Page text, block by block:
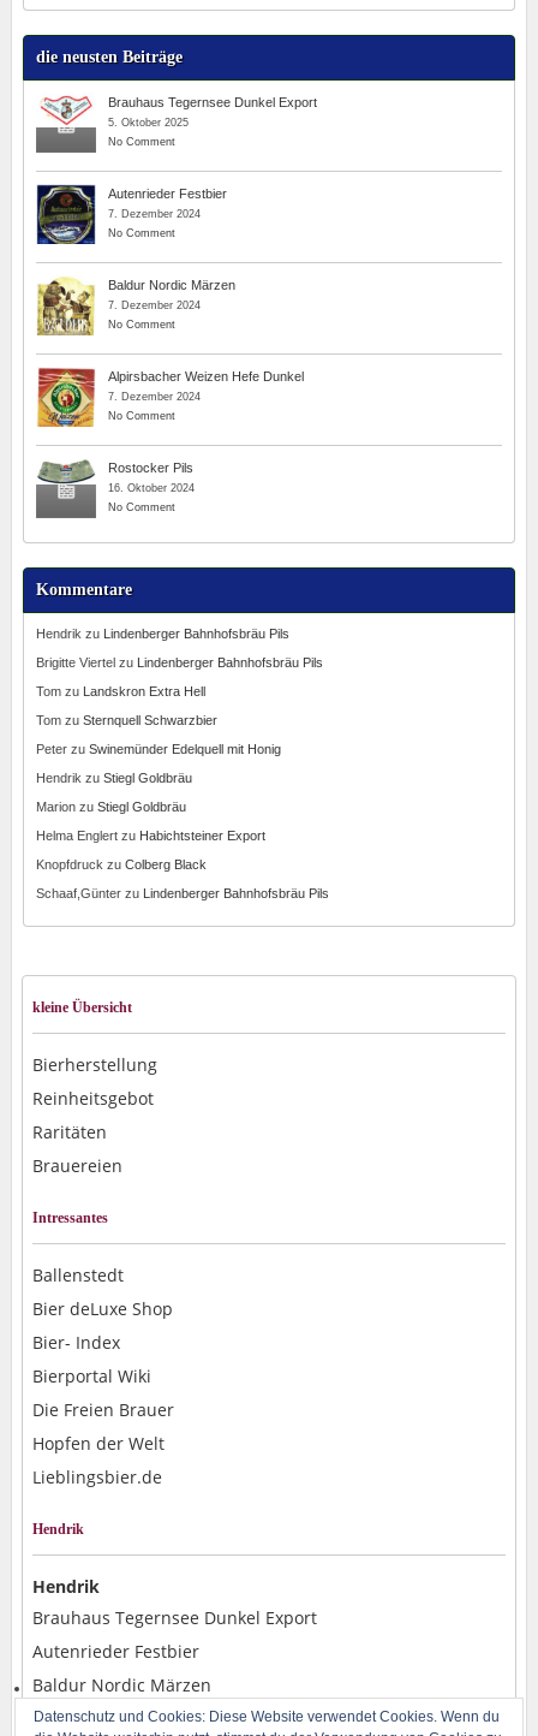
die neusten Beiträge
Brauhaus Tegernsee Dunkel Export
5. Oktober 2025
No Comment
Autenrieder Festbier
7. Dezember 2024
No Comment
Baldur Nordic Märzen
7. Dezember 2024
No Comment
Alpirsbacher Weizen Hefe Dunkel
7. Dezember 2024
No Comment
Rostocker Pils
16. Oktober 2024
No Comment
Kommentare
Hendrik zu
Lindenberger Bahnhofsbräu Pils
Brigitte Viertel zu
Lindenberger Bahnhofsbräu Pils
Tomzu
Landskron Extra Hell
Tomzu Sternquell Schwarzbier
Peterzu Swinemünder Edelquell mit Honig
Hendrik zu Stiegl Goldbräu
Marionzu Stiegl Goldbräu
Helma Englertzu Habichtsteiner Export
Knopfdruck zu Colberg Black
Schaaf,Günterzu Lindenberger Bahnhofsbräu Pils
kleine Übersicht
Bierherstellung
Reinheitsgebot
Raritäten
Brauereien
Intressantes
Ballenstedt
Bier deLuxe Shop
Bier- Index
Bierportal Wiki
Die Freien Brauer
Hopfen der Welt
Lieblingsbier.de
Hendrik
Hendrik
Brauhaus Tegernsee Dunkel Export
Autenrieder Festbier
Baldur Nordic Märzen
Alpirsbacher Weizen Hefe Dunkel
Datenschutz und Cookies: Diese Website verwendet Cookies. Wenn du